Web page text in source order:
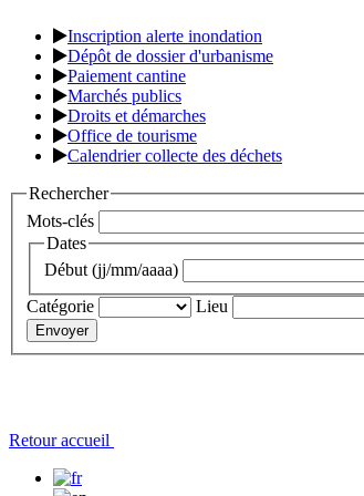
Inscription alerte inondation
Dépôt de dossier d'urbanisme
Paiement cantine
Marchés publics
Droits et démarches
Office de tourisme
Calendrier collecte des déchets
Rechercher
Mots-clés
Dates
Début (jj/mm/aaaa)
Catégorie
Lieu
Retour accueil